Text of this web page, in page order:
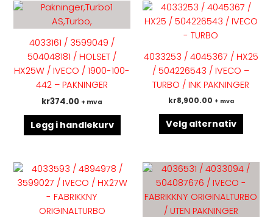
4033161 / 3599049 /
504048181 / HOLSET /
HX25W / IVECO / 1900-100-
442 – PAKNINGER
kr374.00 + mva
Legg i handlekurv
4033253 / 4045367 / HX25
/ 504226543 / IVECO –
TURBO / INK PAKNINGER
kr8,900.00 + mva
Velg alternativ
Dette
kan
Dette
produktet
Dette
har